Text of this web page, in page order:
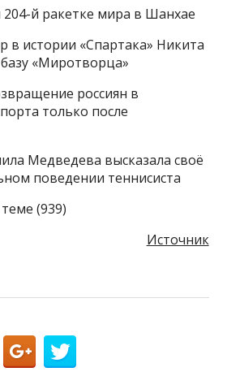
й ракетке мира в Шанхае
в истории «Спартака» Никита
«Миротворца»
россиян в
только после
Медведева высказала своё
поведении теннисиста
(939)
Источник